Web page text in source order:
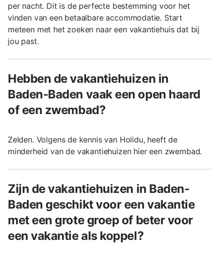
per nacht. Dit is de perfecte bestemming voor het
vinden van een betaalbare accommodatie. Start
meteen met het zoeken naar een vakantiehuis dat bij
jou past.
Hebben de vakantiehuizen in
Baden-Baden vaak een open haard
of een zwembad?
Zelden. Volgens de kennis van Holidu, heeft de
minderheid van de vakantiehuizen hier een zwembad.
Zijn de vakantiehuizen in Baden-
Baden geschikt voor een vakantie
met een grote groep of beter voor
een vakantie als koppel?